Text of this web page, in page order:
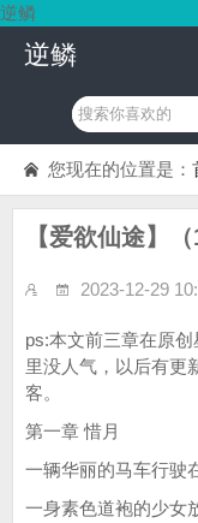
逆鳞
逆鳞
您现在的位置是：
【爱欲仙途】
2023-12-29
ps:本文前三章在原
里没人气，以后有更
客。
第一章 惜月
一辆华丽的马车行驶
一身素色道袍的少女